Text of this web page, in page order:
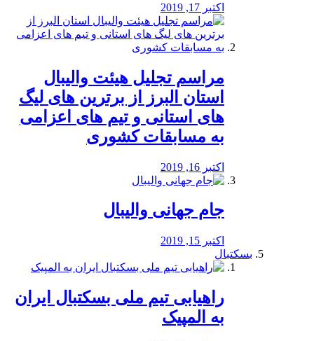
اکتبر 17, 2019
مراسم تجلیل هیئت والیبال
استان البرز از برترین های لیگ
های استانی و تیم های اعزامی
به مسابقات کشوری
اکتبر 16, 2019
جام جهانی والیبال
اکتبر 15, 2019
بسکتبال
راهیابی تیم ملی بسکتبال ایران
به المپیک